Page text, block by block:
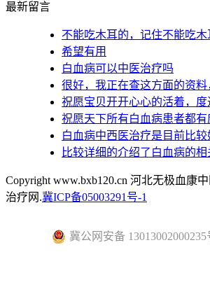
最新留言
不能吃木耳的，记住不能吃木
希望有用
白血病可以中医治疗吗
很好，我正在查这方面的资料
祝愿宝贝开开心心的活着，
祝愿天下所有白血病患者都有
白血病中西医治疗是目前比
比较详细的介绍了白血病的相
Copyright www.bxb120.cn 河北无极血康
治疗网.冀ICP备05003291号-1
冀公网安备 13013002000235